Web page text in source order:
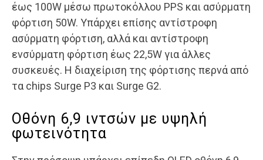
έως 100W μέσω πρωτοκόλλου PPS και ασύρματη
φόρτιση 50W. Υπάρχει επίσης αντίστροφη
ασύρματη φόρτιση, αλλά και αντίστροφη
ενσύρματη φόρτιση έως 22,5W για άλλες
συσκευές. Η διαχείριση της φόρτισης περνά από
τα chips Surge P3 και Surge G2.
Οθόνη 6,9 ιντσών με υψηλή
φωτεινότητα